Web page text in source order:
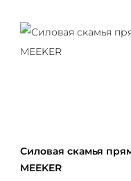
Силовая скамья
MEEKER